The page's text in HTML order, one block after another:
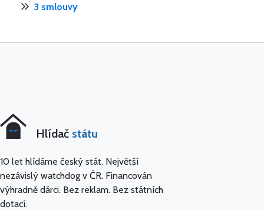
3 smlouvy
Hlídač státu
10 let hlídáme český stát. Největší
nezávislý watchdog v ČR. Financován
výhradně dárci. Bez reklam. Bez státních
dotací.